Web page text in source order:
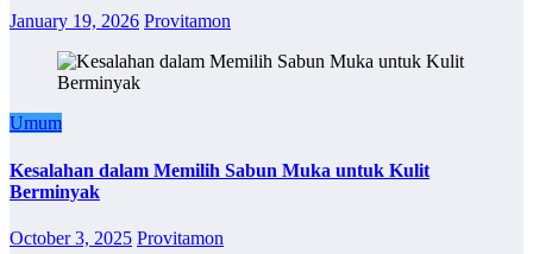
January 19, 2026 Provitamon
Umum
Kesalahan dalam Memilih Sabun Muka untuk Kulit
Berminyak
October 3, 2025 Provitamon